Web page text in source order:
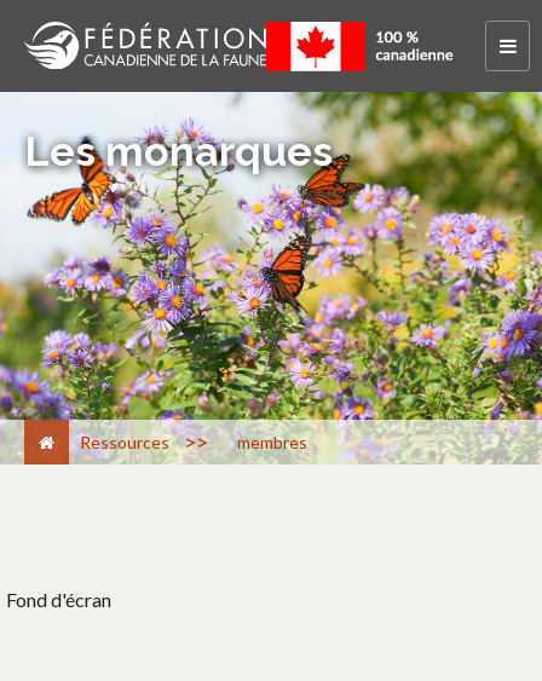
Les monarques
Ressources > membres
Fond d'écran